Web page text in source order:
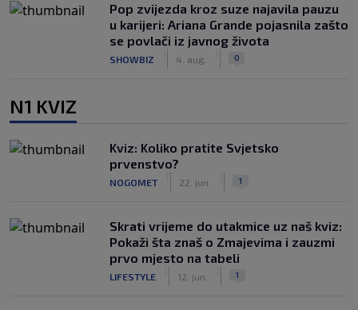
Pop zvijezda kroz suze najavila pauzu
u karijeri: Ariana Grande pojasnila zašto
se povlači iz javnog života
SHOWBIZ 4. aug. 0
N1 KVIZ
Kviz: Koliko pratite Svjetsko
prvenstvo?
NOGOMET 22. jun. 1
Skrati vrijeme do utakmice uz naš kviz:
Pokaži šta znaš o Zmajevima i zauzmi
prvo mjesto na tabeli
LIFESTYLE 12. jun. 1